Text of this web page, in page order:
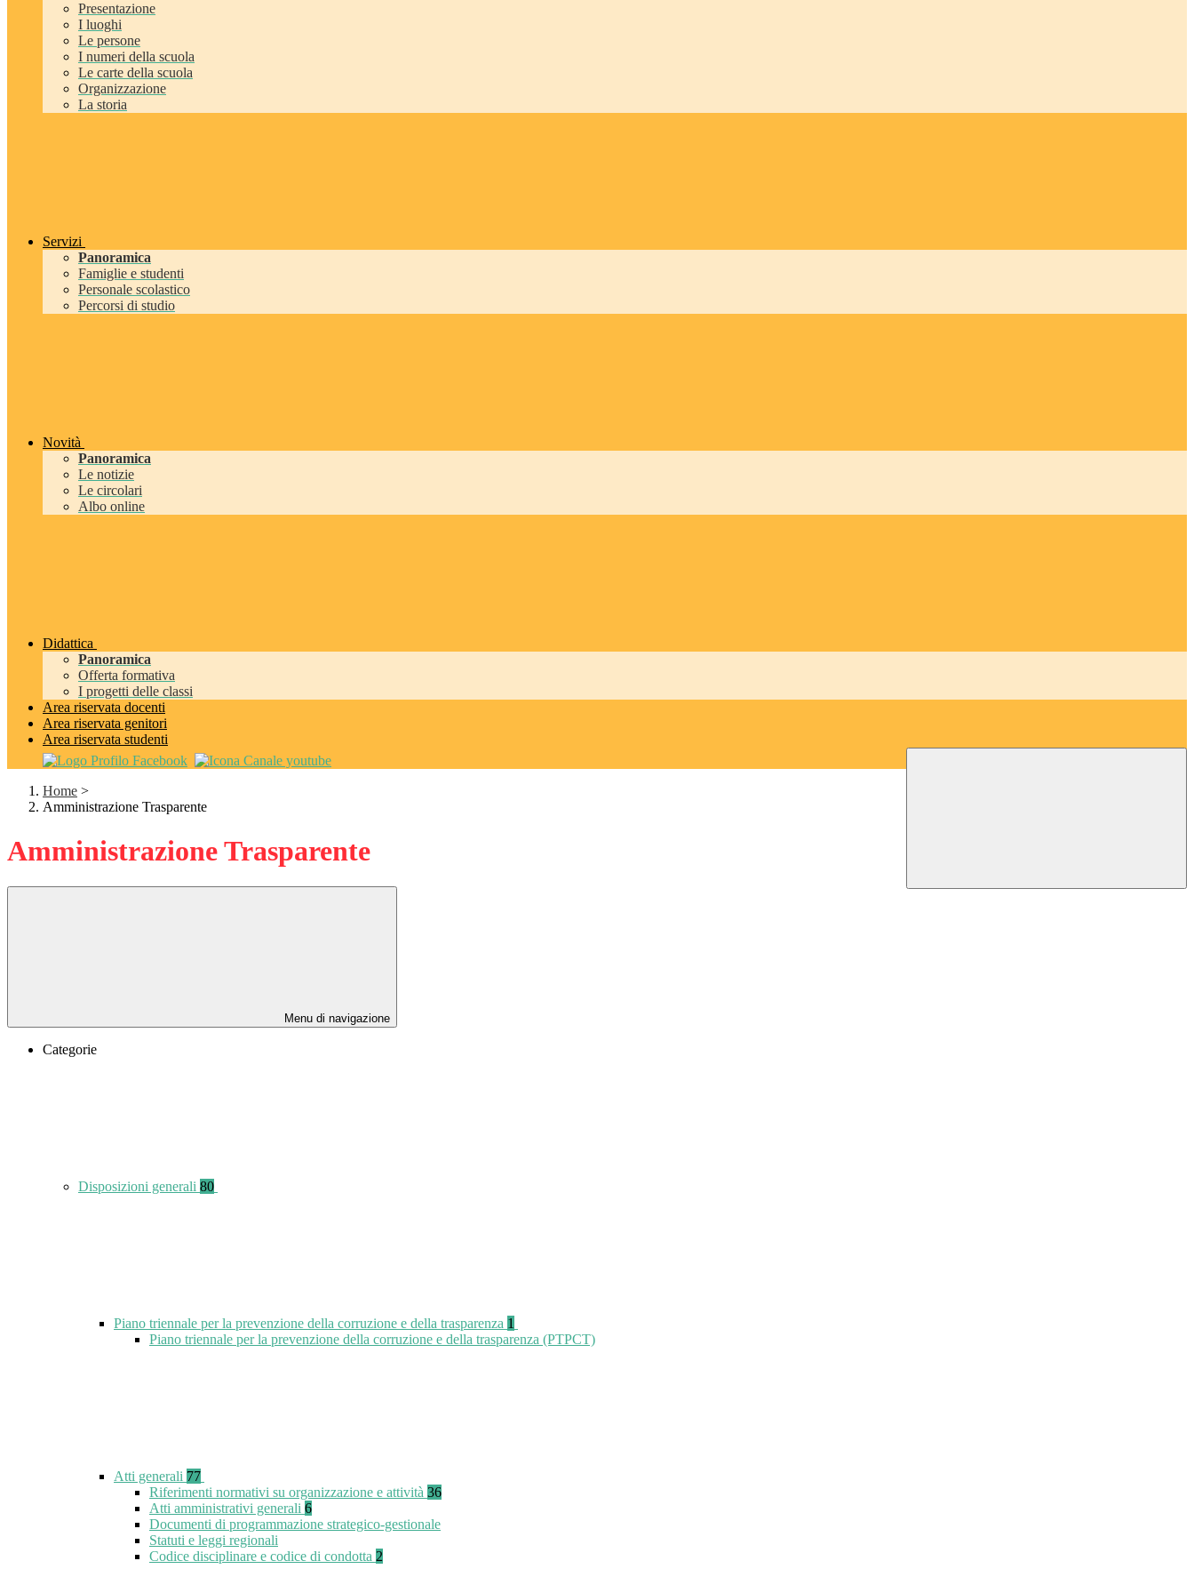
Presentazione
I luoghi
Le persone
I numeri della scuola
Le carte della scuola
Organizzazione
La storia
Servizi
Panoramica
Famiglie e studenti
Personale scolastico
Percorsi di studio
Novità
Panoramica
Le notizie
Le circolari
Albo online
Didattica
Panoramica
Offerta formativa
I progetti delle classi
Area riservata docenti
Area riservata genitori
Area riservata studenti
Home >
Amministrazione Trasparente
Amministrazione Trasparente
Menu di navigazione
Categorie
Disposizioni generali 80
Piano triennale per la prevenzione della corruzione e della trasparenza 1
Piano triennale per la prevenzione della corruzione e della trasparenza (PTPCT)
Atti generali 77
Riferimenti normativi su organizzazione e attività 36
Atti amministrativi generali 6
Documenti di programmazione strategico-gestionale
Statuti e leggi regionali
Codice disciplinare e codice di condotta 2